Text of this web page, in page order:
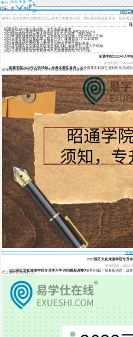
转本/专接
本
登
录导
航
2022云
易学仕专升本网为您提供2022云南专升本相关介绍，包括招生院校和专业、报名考
目
昭通学院2022年入学须知，专升本新生参考
2022丽江文化旅游学院专升本开学时间最新调整为9月3-4日
2022曲靖师范学院专升本开学时间8月25-26日，报到须知
2022年滇西科技师范学院专升本新生入学须知，8月27-28日开学
2022云南专升本征集志愿（最后一次）缓考批次7月22日填报
2022云南专升本被录取了要准备什么？注意什么
2022年楚雄师范学院专升本的什么时候开学？报到事项
2022昆明理工大学津桥学院专升本8月18-19日开学，含入学须知
2022年滇西科技师范学院专升本录取通知书什么时候发
2022云南专升本体育类和缓考生志愿填报时间为7月18日
昭通学院2022年入学
发布时间：2022/
昭通学院2022年入学须知，专升本新生参考！该校普通本科新生报到时间为8月
必须携带专科毕业证报到，入学时提供原件进行核验。
查看
2022丽江文化旅游学院专升
发布时间：2022/
2022丽江文化旅游学院专升本开学时间最新调整为9月3-4日 ！据最新消息，该
式上课时间为9月5日。